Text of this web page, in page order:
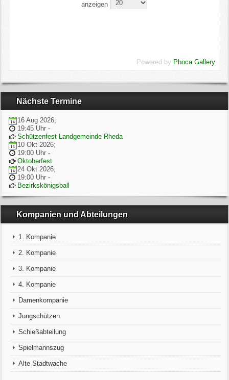
anzeigen
Powered by Phoca Gallery
Nächste Termine
16 Aug 2026;
19:45 Uhr-
Schützenfest Landgemeinde Rheda
10 Okt 2026;
19:00 Uhr-
Oktoberfest
24 Okt 2026;
19:00 Uhr-
Bezirkskönigsball
Kompanien und Abteilungen
1. Kompanie
2. Kompanie
3. Kompanie
4. Kompanie
Damenkompanie
Jungschützen
Schießabteilung
Spielmannszug
Alte Stadtwache